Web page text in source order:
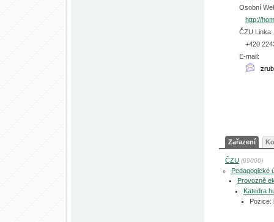
Osobní
http://
ČZU Linka:
+420
E-mail:
Zařazení
ČZU (99000)
Pedagogické
Provozně
Katedra
Pozice: